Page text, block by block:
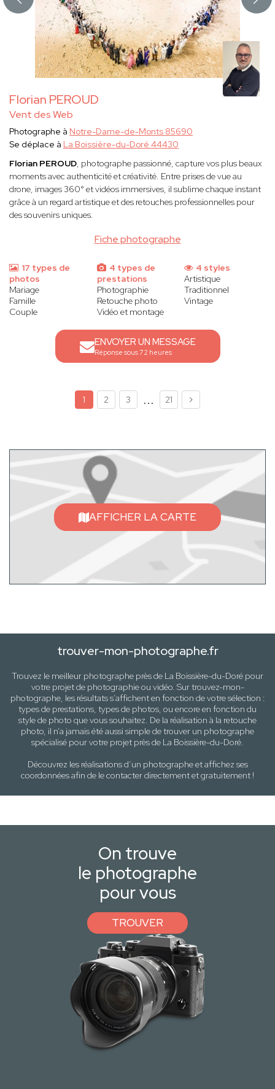
Florian PEROUD
Vent des Web
Fiche photographe
Photographe à Notre-Dame-de-Monts 85690
Se déplace à La Boissière-du-Doré 44430
Florian PEROUD, photographe passionné, capture vos plus beaux
moments avec authenticité et créativité. Entre prises de vue au
drone, images 360° et vidéos immersives, il sublime chaque instant
grâce à un regard artistique et des retouches professionnelles pour
des souvenirs uniques.
17 types de
photos
Mariage
Famille
Couple
4 types de
prestations
Photographie
Retouche photo
Vidéo et montage
4 styles
Artistique
Traditionnel
Vintage
ENVOYER UN MESSAGE
Réponse sous 72 heures
1 2 3 ... 21
AFFICHER LA CARTE
trouver-mon-photographe.fr
Trouvez le meilleur photographe près de La Boissière-du-Doré pour
votre projet de photographie ou vidéo. Sur trouvez-mon-
photographe, les résultats s’affichent en fonction de votre sélection :
types de prestations, types de photos, ou encore en fonction du
stylede photo que vous souhaitez. De la réalisation à la retouche
photo, il n’a jamais été aussi simple de trouver un photographe
spécialisé pour votre projet près de La Boissière-du-Doré.
Découvrez les réalisations d’un photographe et affichez ses
coordonnées afin de le contacter directement et gratuitement !
On trouve
le photographe
pour vous
TROUVER